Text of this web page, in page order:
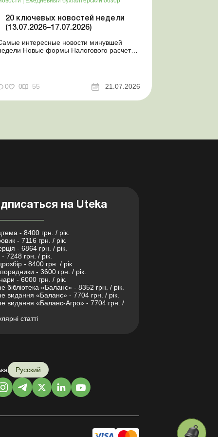
20 ключевых новостей недели
(13.07.2026–17.07.2026)
интересные новости минувшей
Новые формы Налогового расчета:
центр по организации
0 0 55 21.07.2026
на Uteka
- 8400 грн. / рік.
- 7116 грн. / рік.
- 6864 грн. / рік.
7248 грн. / рік.
- 8400 грн. / рік.
- 3600 грн. / рік.
- 6000 грн. / рік.
бібліотека «Баланс» - 8352 грн. / рік.
видання «Баланс» - 7704 грн. / рік.
видання «Баланс-Агро» - 7704 грн. /
статті
Русский